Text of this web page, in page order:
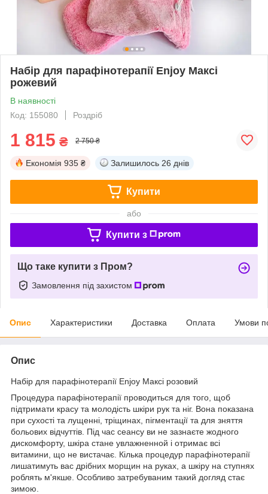
Набір для парафінотерапії Enjoy Максі
рожевий
В наявності
Код: 155080
Роздріб
1 815 ₴ 2 750 ₴
Економія 935 ₴ Залишилось 26 днів
Купити
або
Купити з
Що таке купити з Пром?
Замовлення під захистом
Опис Характеристики Доставка Оплата Умови
Опис
Набір для парафінотерапії Enjoy Максі розовий
Процедура парафінотерапії проводиться для того, щоб
підтримати красу та молодість шкіри рук та ніг. Вона показана
при сухості та лущенні, тріщинах, пігментації та для зняття
больових відчуттів. Під час сеансу ви не зазнаєте жодного
дискомфорту, шкіра стане увлажненной і отримає всі
витамини, що не вистачає. Кілька процедур парафінотерапії
лишатимуть вас дрібних морщин на руках, а шкіру на ступнях
роблять м'якше. Особливо затребуваним такий догляд стає
зимою.